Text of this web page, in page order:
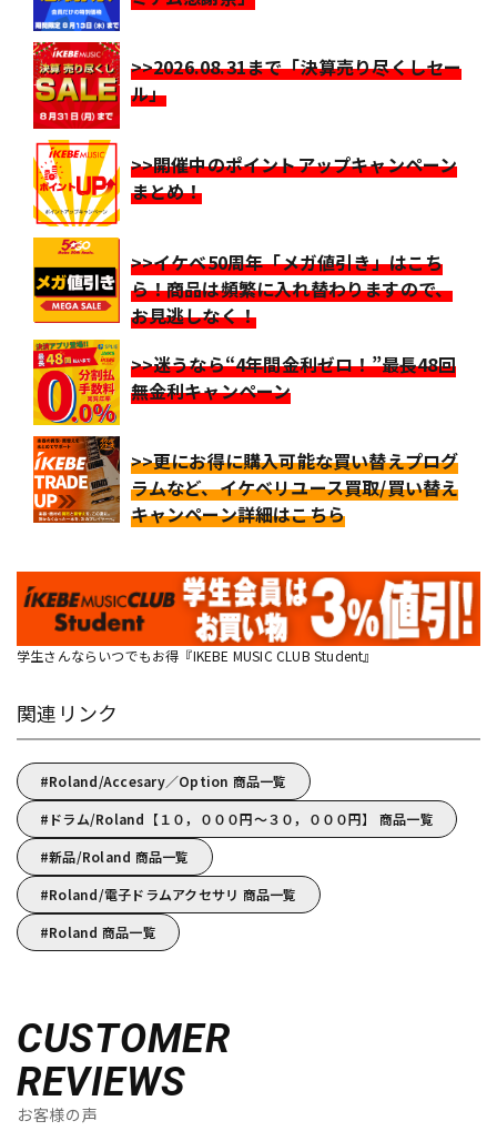
>>2026.08.31まで「決算売り尽くしセー
ル」
>>開催中のポイントアップキャンペーン
まとめ！
>>イケベ50周年「メガ値引き」はこち
ら！商品は頻繁に入れ替わりますので、
お見逃しなく！
>>迷うなら“4年間金利ゼロ！”最長48回
無金利キャンペーン
>>更にお得に購入可能な買い替えプログ
ラムなど、イケベリユース買取/買い替え
キャンペーン詳細はこちら
学生さんならいつでもお得『IKEBE MUSIC CLUB Student』
関連リンク
Roland/Accesary／Option 商品一覧
ドラム/Roland【１０，０００円～３０，０００円】 商品一覧
新品/Roland 商品一覧
Roland/電子ドラムアクセサリ 商品一覧
Roland 商品一覧
CUSTOMER
REVIEWS
お客様の声